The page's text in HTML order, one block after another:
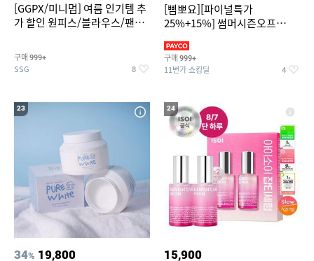
[GGPX/미니멈] 여름 인기템 추
가 할인 원피스/블라우스/팬츠
구매 999+
SSG 8
[삠뽀요][파이널특가
25%+15%] 썸머시즌오프
영복/티셔츠/
구매 999+
11번가 쇼킹딜 4
23
34% 19,800
24
15,900